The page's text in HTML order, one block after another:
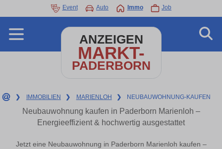
Event Auto Immo Job
ANZEIGEN
MARKT-
PADERBORN
❯ IMMOBILIEN ❯ MARIENLOH ❯ NEUBAUWOHNUNG-KAUFEN
Neubauwohnung kaufen in Paderborn Marienloh –
Energieeffizient & hochwertig ausgestattet
Jetzt eine Neubauwohnung in Paderborn Marienloh kaufen –